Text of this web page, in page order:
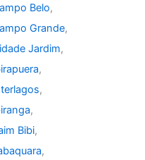
Belo,
Grande,
Jardim,
,
,
,
Bibi,
,